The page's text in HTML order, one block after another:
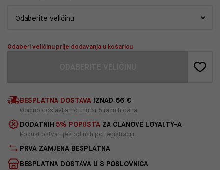
Odaberi veličinu prije dodavanja u košaricu
BESPLATNA DOSTAVA IZNAD 66 €
Obično dostavljamo unutar 5 radnih dana
DODATNIH 5% POPUSTA ZA ČLANOVE LOYALTY-A
Popust ostvaruješ odmah po registraciji
PRVA ZAMJENA BESPLATNA
BESPLATNA DOSTAVA U 8 POSLOVNICA